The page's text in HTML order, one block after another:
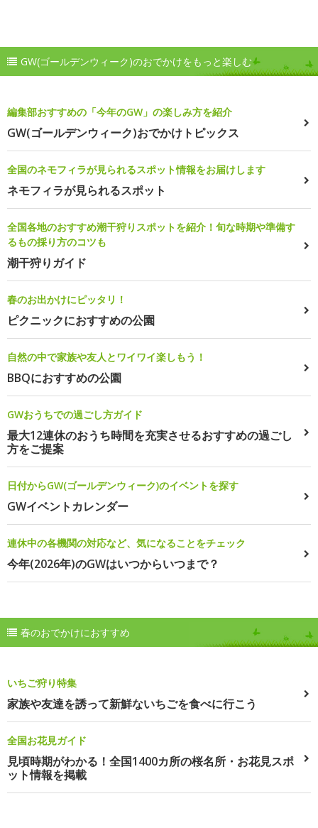
GW(ゴールデンウィーク)のおでかけをもっと楽しむ
編集部おすすめの「今年のGW」の楽しみ方を紹介
GW(ゴールデンウィーク)おでかけトピックス
全国のネモフィラが見られるスポット情報をお届けします
ネモフィラが見られるスポット
全国各地のおすすめ潮干狩りスポットを紹介！旬な時期や準備す
るもの採り方のコツも
潮干狩りガイド
春のお出かけにピッタリ！
ピクニックにおすすめの公園
自然の中で家族や友人とワイワイ楽しもう！
BBQにおすすめの公園
GWおうちでの過ごし方ガイド
最大12連休のおうち時間を充実させるおすすめの過ごし
方をご提案
日付からGW(ゴールデンウィーク)のイベントを探す
GWイベントカレンダー
連休中の各機関の対応など、気になることをチェック
今年(2026年)のGWはいつからいつまで？
春のおでかけにおすすめ
いちご狩り特集
家族や友達を誘って新鮮ないちごを食べに行こう
全国お花見ガイド
見頃時期がわかる！全国1400カ所の桜名所・お花見スポ
ット情報を掲載